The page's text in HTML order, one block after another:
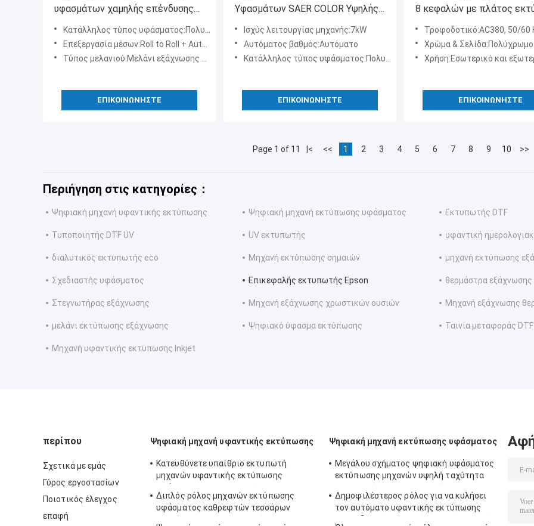
υφασμάτων χαμηλής επένδυσης
SAER Σύστημα εκτύπωσης
υφασμάτων υψηλής ακρίβειας για
υφάσματα βαμβακιού και
Κατάλληλος τύπος υφάσματος:Πολυεστέρας & βαμβάκι
Επεξεργασία μέσων:Roll to Roll + Auto Feeding + Auto Roll Up
Τύπος μελανιού:Μελάνι εξάχνωσης & Pigment
ΕΠΙΚΟΙΝΩΝΉΣΤΕ
Υφασμάτων SAER COLOR Υψηλής
Ποιότητας Επαγγελματικός
Κατασκευαστής Σαγκάης Μεγάλης
Μορφής Plotter
Ισχύς λειτουργίας μηχανής:7kW
Αυτόματος βαθμός:Αυτόματο
Κατάλληλος τύπος υφάσματος:Πολυεστέρας & βαμβάκι
ΕΠΙΚΟΙΝΩΝΉΣΤΕ
8 κεφαλών με πλάτος
3200mm και αυτόματο
ψηφιακής εκτύπωσης
Roll to Roll
Τροφοδοτικό:AC380, 50/60
Χρώμα & Σελίδα:Πολύχρωμο
Χρήση:Εσωτερικό και εξωτερικό πεδίο
ΕΠΙΚΟΙΝΩΝΉΣΤΕ
Page 1 of 11 |< << 1 2 3 4 5 6 7 8 9 10 >>
Περιήγηση στις κατηγορίες：
Ψηφιακή μηχανή υφαντικής εκτύπωσης Ψηφιακή μηχανή εκτύπωσης υφάσματος Εκτυπωτής DTF
Τυποποιητής DTF UV UV εκτυπωτής υφαντική
διαλυτικός εκτυπωτής eco Μηχανή εκτύπωσης σημαιών μηχανή εκτύπωσης
Σχεδιαστής υφάσματος Επικεφαλής εκτυπωτής Epson θερμάστρα εξάχνωσης
Στεγνωτήρας εξάχνωσης Μηχανή εξάχνωσης χρωστικών ουσιών Μηχανή εξάχνωσης
μελάνι εκτύπωσης εξάχνωσης Ψηφιακό ύφασμα εκτύπωσης Ταινία μεταφοράς DTF
Μηχανή υφαντικής εκτύπωσης Inkjet
περίπου
Σχετικά με εμάς
Γύρος εργοστασίων
Ποιοτικός έλεγχος
επαφή
Ψηφιακή μηχανή υφαντικής εκτύπωσης
Κατευθύνετε υπαίθριο εκτυπωτή
μηχανών υφαντικής εκτύπωσης
εγχώρια διακόσμηση
Διπλός ρόλος μηχανών εκτύπωσης
υφάσματος καθρεφτών τεσσάρων
Ψηφιακή μηχανή εκτύπωσης υφάσματος
Μεγάλου σχήματος ψηφιακή υφάσματος
εκτύπωσης μηχανών υψηλή ταχύτητα
σημαίες
Δημοφιλέστερος ρόλος για να κυλήσει
τον αυτόματο υφαντικής εκτύπωσης